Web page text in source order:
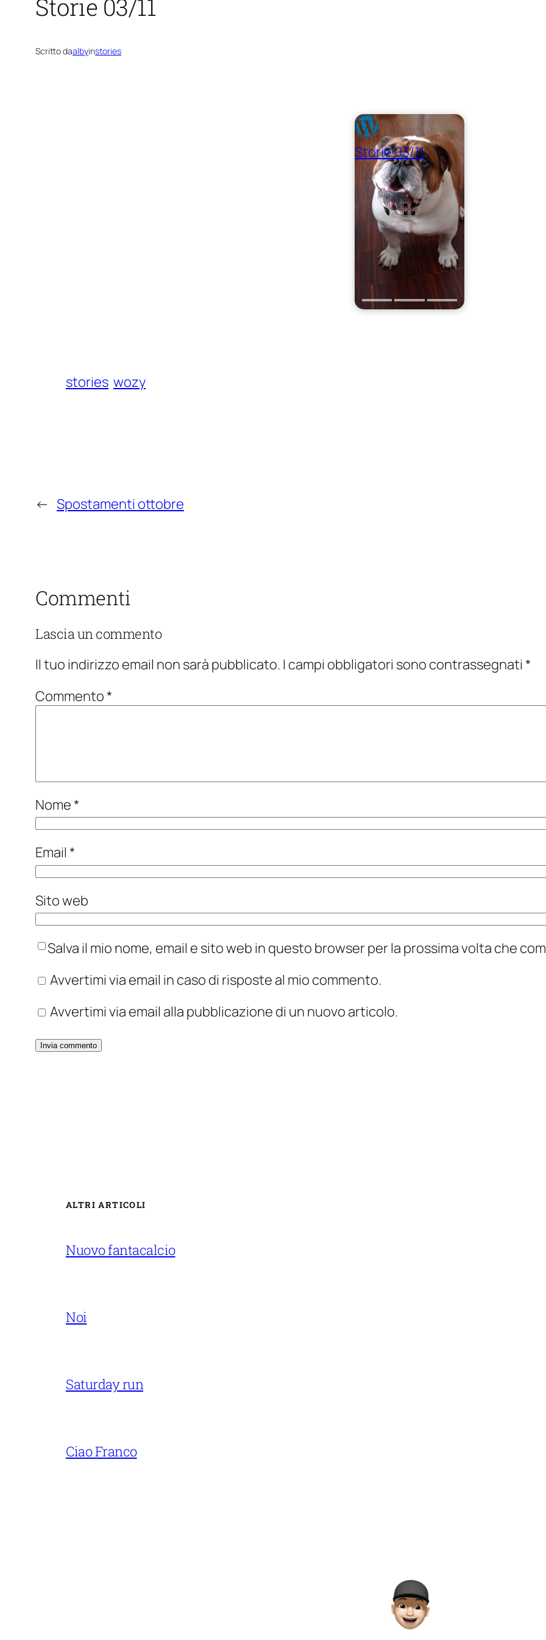
Storie 03/11
Scritto daalbyinstories
Storie 03/11
stories wozy
← Spostamenti ottobre
Commenti
Lascia un commento
Il tuo indirizzo email non sarà pubblicato. I campi obbligatori sono contrassegnati *
Commento*
Nome*
Email *
Sito web
Salva il mio nome, email e sito web in questo browser per la prossima volta che
Avvertimi via email in caso di risposte al mio commento.
Avvertimi via email alla pubblicazione di un nuovo articolo.
ALTRI ARTICOLI
Nuovo fantacalcio
Noi
Saturday run
Ciao Franco